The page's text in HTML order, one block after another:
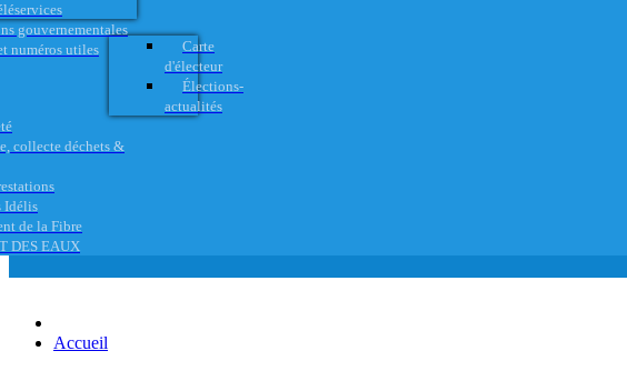
gouvernementales
numéros utiles
Carte
d'électeur
Élections-
actualités
collecte déchets &
Idélis
de la Fibre
DES EAUX
Accueil